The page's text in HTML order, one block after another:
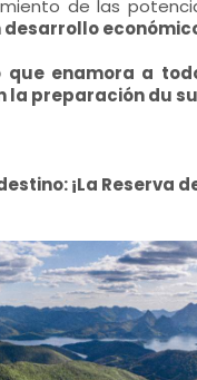
de las
que enamora a
la preparación du
¡La Reserva